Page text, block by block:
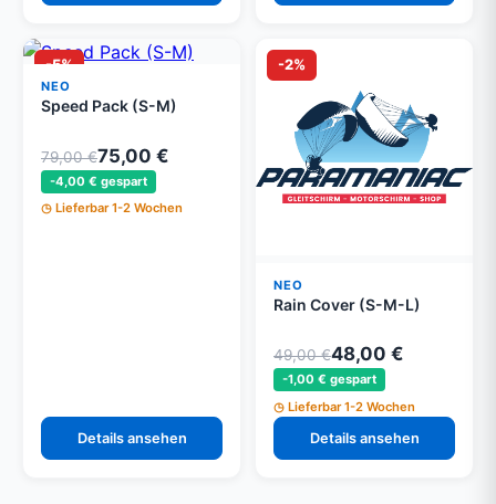
-5%
NEO
Speed Pack (S-M)
79,00 €75,00 €
-4,00 € gespart
Lieferbar 1-2 Wochen
Details ansehen
-2%
NEO
Rain Cover (S-M-L)
49,00 €48,00 €
-1,00 € gespart
Lieferbar 1-2 Wochen
Details ansehen